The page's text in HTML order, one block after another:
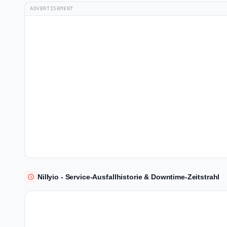
ADVERTISEMENT
Nillyio - Service-Ausfallhistorie & Downtime-Zeitstrahl